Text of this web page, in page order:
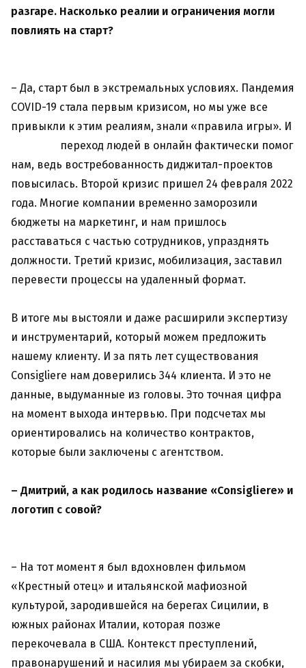
разгаре. Насколько реалии и ограничения могли
повлиять на старт?
– Да, старт был в экстремальных условиях. Пандемия
COVID-19 стала первым кризисом, но мы уже все
привыкли к этим реалиям, знали «правила игры». И
переход людей в онлайн фактически помог
нам, ведь востребованность диджитал-проектов
повысилась. Второй кризис пришел 24 февраля 2022
года. Многие компании временно заморозили
бюджеты на маркетинг, и нам пришлось
расставаться с частью сотрудников, упразднять
должности. Третий кризис, мобилизация, заставил
перевести процессы на удаленный формат.
В итоге мы выстояли и даже расширили экспертизу
и инструментарий, который можем предложить
нашему клиенту. И за пять лет существования
Consigliere нам доверились 344 клиента. И это не
данные, выдуманные из головы. Это точная цифра
на момент выхода интервью. При подсчетах мы
ориентировались на количество контрактов,
которые были заключены с агентством.
– Дмитрий, а как родилось название «Consigliere» и
логотип с совой?
– На тот момент я был вдохновлен фильмом
«Крестный отец» и итальянской мафиозной
культурой, зародившейся на берегах Сицилии, в
южных районах Италии, которая позже
перекочевала в США. Контекст преступлений,
правонарушений и насилия мы убираем за скобки,